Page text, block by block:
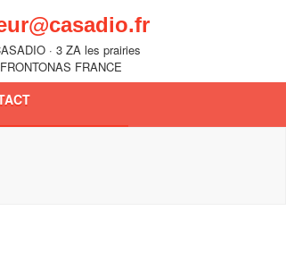
· 3 ZA les prairies
FRANCE